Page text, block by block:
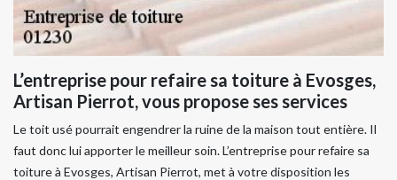
L’entreprise pour refaire sa toiture à Evosges,
Artisan Pierrot, vous propose ses services
Le toit usé pourrait engendrer la ruine de la maison tout entière. Il
faut donc lui apporter le meilleur soin. L’entreprise pour refaire sa
toiture à Evosges, Artisan Pierrot, met à votre disposition les